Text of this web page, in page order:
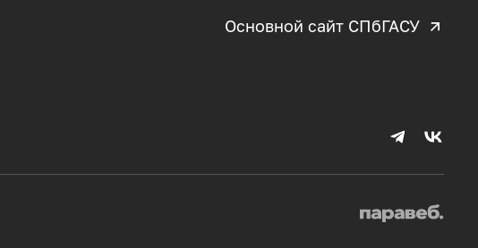
Основной сайт СПбГАСУ